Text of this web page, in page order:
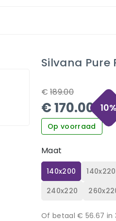
Silvana Pure
€ 189.00
€170.00 10%
Op voorraad
Maat
140x200 140x220
240x220
Of betaal € 56.67 in